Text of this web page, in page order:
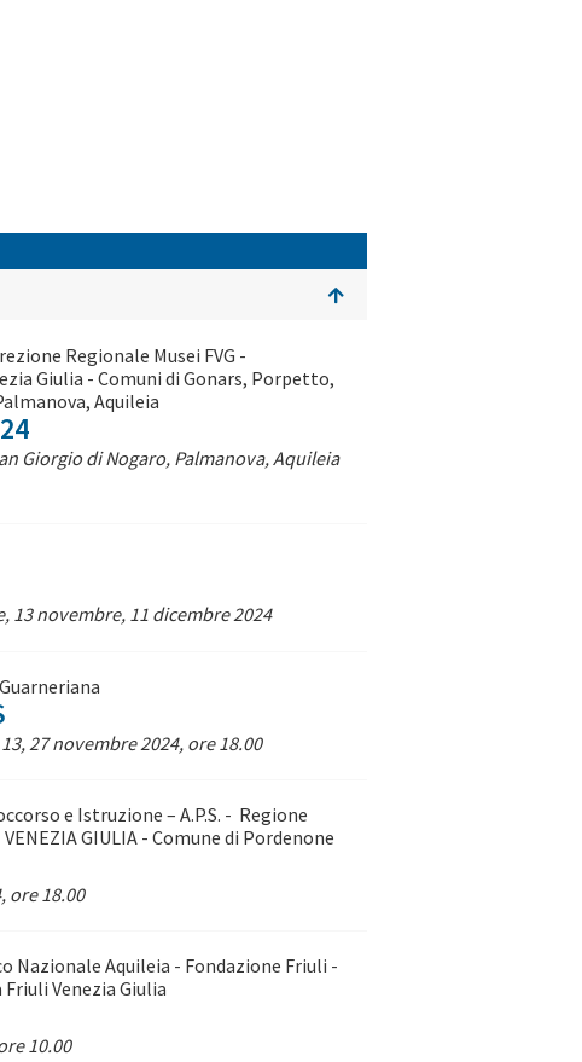
Regionale Musei FVG -
Giulia - Comuni di Gonars, Porpetto,
Aquileia
Giorgio di Nogaro, Palmanova, Aquileia
13 novembre, 11 dicembre 2024
27 novembre 2024, ore 18.00
e Istruzione – A.P.S. - Regione
GIULIA - Comune di Pordenone
ore 18.00
Nazionale Aquileia - Fondazione Friuli -
Venezia Giulia
10.00